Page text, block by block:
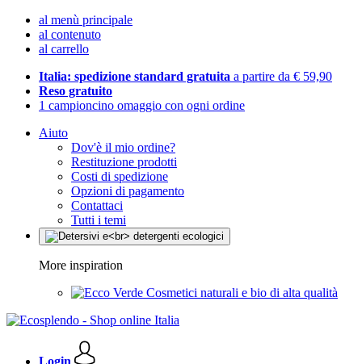
al menù principale
al contenuto
al carrello
Italia: spedizione standard gratuita a partire da € 59,90
Reso gratuito
1 campioncino omaggio con ogni ordine
Aiuto
Dov'è il mio ordine?
Restituzione prodotti
Costi di spedizione
Opzioni di pagamento
Contattaci
Tutti i temi
More inspiration
Cosmetici naturali e bio di alta qualità
Login